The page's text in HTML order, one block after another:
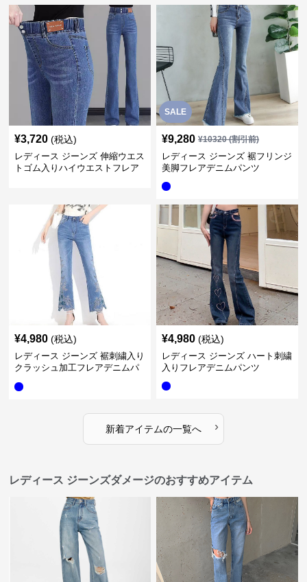
¥3,720 (税込)
レディース ジーンズ 伸縮ウエス
トゴム入りハイウエストフレア
SALE
¥9,280 ¥10320(割引前)
レディース ジーンズ 裾フリンジ
美脚フレアデニムパンツ
¥4,980 (税込)
レディース ジーンズ 裾刺繍入り
クラッシュ加工フレアデニムパ
¥4,980 (税込)
レディース ジーンズ ハート刺繍
入りフレアデニムパンツ
新着アイテムの一覧へ ›
レディース ジーンズダメージのおすすめアイテム